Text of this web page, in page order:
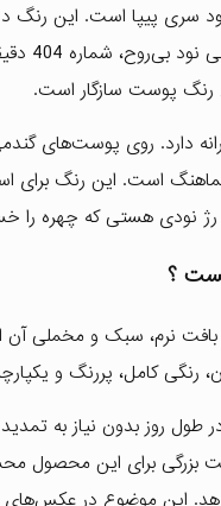
نود سری پیپا است. این
هستی
رنگ پوست سازگار است.
دارد. روی پوست‌های
است. این رنگ برای
را خسته نشان ندهد، شماره 404
؟
بافت نرم، سبک و مخملی
رنگی کامل، پررنگ و
5 ساعت است و در طول روز
برای این محصول
این موضوع در